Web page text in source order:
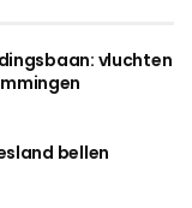
vluchten
bellen